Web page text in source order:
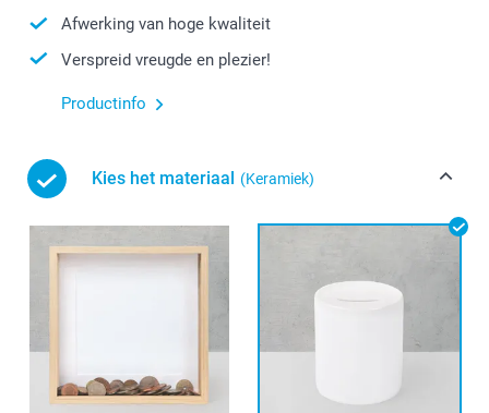
Afwerking van hoge kwaliteit
Verspreid vreugde en plezier!
Productinfo
Kies het materiaal (Keramiek)